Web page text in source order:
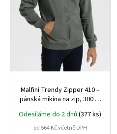
Malfini Trendy Zipper 410 –
pánská mikina na zip, 300 g,
počesaná vnitřní strana,
nejúspěšnější mikina Malfini
Odesíláme do 2 dnů (377 ks)
od 564 Kč včetně DPH